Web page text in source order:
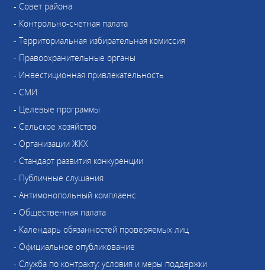
- Совет района
- Контрольно-счетная палата
- Территориальная избирательная комиссия
- Правоохранительные органы
- Инвестиционная привлекательность
- СМИ
- Целевые программы
- Сельское хозяйство
- Организации ЖКХ
- Стандарт развития конкуренции
- Публичные слушания
- Антимонопольный комплаенс
- Общественная палата
- Календарь обязанностей проверяемых лиц
- Официальное опубликование
- Служба по контракту: условия и меры поддержки